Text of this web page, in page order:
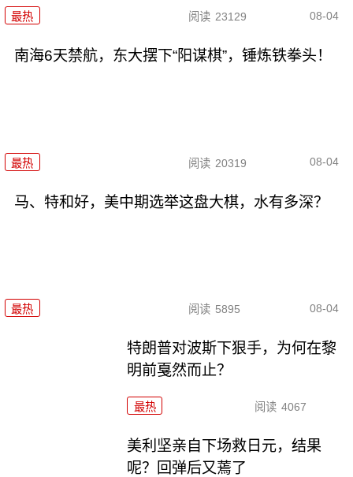
最热 阅读 23129 08-04
南海6天禁航，东大摆下“阳谋棋”，锤炼铁拳头！
最热 阅读 20319 08-04
马、特和好，美中期选举这盘大棋，水有多深？
最热 阅读 5895 08-04
特朗普对波斯下狠手，为何在黎
明前戛然而止？
最热 阅读 4067
美利坚亲自下场救日元，结果
呢？回弹后又蔫了